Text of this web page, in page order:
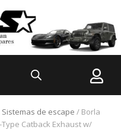
Sistemas de escape / Borla
Type Catback Exhaust w/